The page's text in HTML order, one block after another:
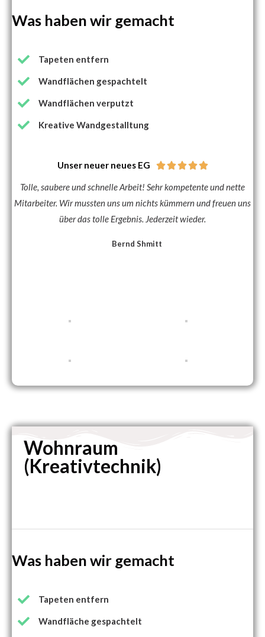
Was haben wir gemacht
Tapeten entfern
Wandflächen gespachtelt
Wandflächen verputzt
Kreative Wandgestalltung
Unser neuer neues EG 
Tolle, saubere und schnelle Arbeit! Sehr kompetente und nette
Mitarbeiter. Wir mussten uns um nichts kümmern und freuen uns
über das tolle Ergebnis. Jederzeit wieder.
Bernd Shmitt
Wohnraum
(Kreativtechnik)
Was haben wir gemacht
Tapeten entfern
Wandfläche gespachtelt